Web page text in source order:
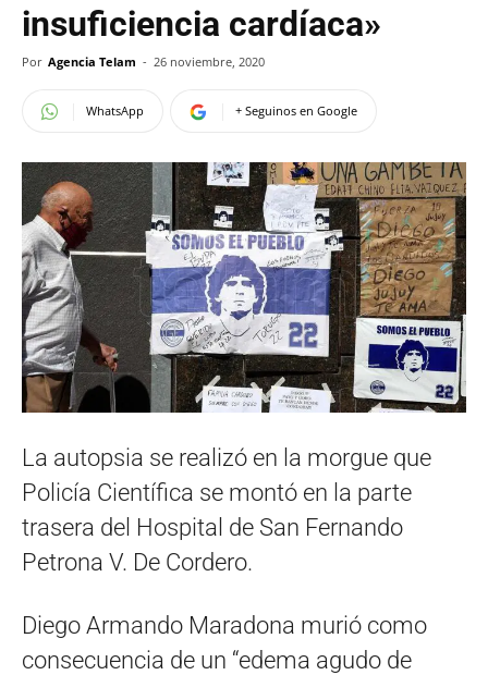
insuficiencia cardíaca»
Por Agencia Telam - 26 noviembre, 2020
WhatsApp + Seguinos en Google
La autopsia se realizó en la morgue que
Policía Científica se montó en la parte
trasera del Hospital de San Fernando
Petrona V. De Cordero.
Diego Armando Maradona murió como
consecuencia de un “edema agudo de